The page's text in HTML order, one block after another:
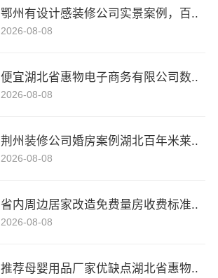
鄂州有设计感装修公司实景案例，百..
2026-08-08
便宜湖北省惠物电子商务有限公司数..
2026-08-08
荆州装修公司婚房案例湖北百年米莱..
2026-08-08
省内周边居家改造免费量房收费标准..
2026-08-08
推荐母婴用品厂家优缺点湖北省惠物..